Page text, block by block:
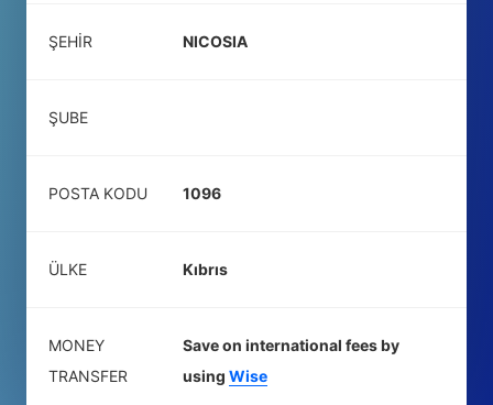
ŞEHIR NICOSIA
ŞUBE
POSTA KODU 1096
ÜLKE Kıbrıs
MONEY
TRANSFER
Save on international fees by
using Wise